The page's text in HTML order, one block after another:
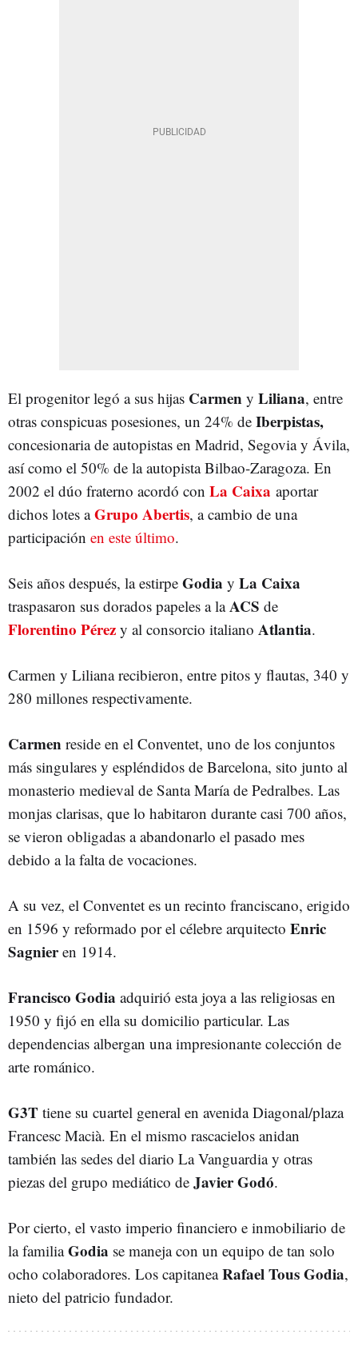
El progenitor legó a sus hijas Carmen y Liliana, entre
otras conspicuas posesiones, un 24% de Iberpistas,
concesionaria de autopistas en Madrid, Segovia y Ávila,
así como el 50% de la autopista Bilbao-Zaragoza. En
2002 el dúo fraterno acordó con La Caixa aportar
dichos lotes aGrupo Abertis, a cambio de una
participación en este último.
Seis años después, la estirpe Godia y La Caixa
traspasaron sus dorados papeles a laACS de
Florentino Pérez y al consorcio italiano Atlantia.
Carmen y Liliana recibieron, entre pitos y flautas, 340 y
280 millones respectivamente.
Carmen reside en el Conventet, uno de los conjuntos
más singulares y espléndidos de Barcelona, sito junto al
monasterio medieval de Santa María de Pedralbes. Las
monjas clarisas, que lo habitaron durante casi 700 años,
se vieron obligadas a abandonarlo el pasado mes
debido a la falta de vocaciones.
A su vez, el Conventet es un recinto franciscano, erigido
en 1596 y reformado por el célebre arquitecto Enric
Sagnieren 1914.
Francisco Godia adquirió esta joya a las religiosas en
1950 y fijó en ella su domicilio particular. Las
dependencias albergan una impresionante colección de
arte románico.
G3T tiene su cuartel general en avenida Diagonal/plaza
Francesc Macià. En el mismo rascacielos anidan
también las sedes del diario La Vanguardia y otras
piezas del grupo mediático de Javier Godó.
Por cierto, el vasto imperio financiero e inmobiliario de
la familiaGodia se maneja con un equipo de tan solo
ocho colaboradores. Los capitaneaRafael Tous Godia,
nieto del patricio fundador.